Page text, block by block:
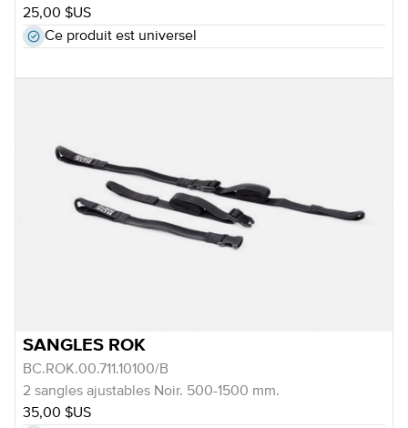
25,00 $US
Ce produit est universel
SANGLES ROK
BC.ROK.00.711.10100/B
2 sangles ajustables Noir. 500-1500 mm.
35,00 $US